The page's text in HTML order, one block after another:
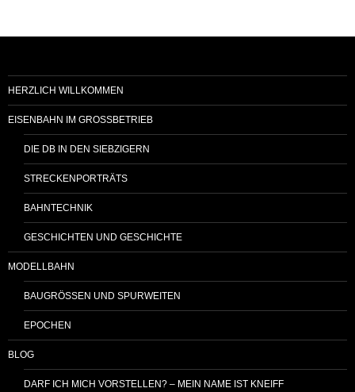
HERZLICH WILLKOMMEN
EISENBAHN IM GROSSBETRIEB
DIE DB IN DEN SIEBZIGERN
STRECKENPORTRÄTS
BAHNTECHNIK
GESCHICHTEN UND GESCHICHTE
MODELLBAHN
BAUGRÖSSEN UND SPURWEITEN
EPOCHEN
BLOG
DARF ICH MICH VORSTELLEN? – MEIN NAME IST KNEIFF